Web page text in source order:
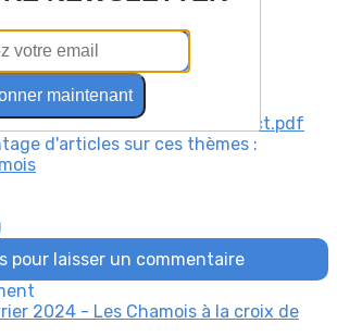
Col Bornette assoconnect.pdf
d'articles sur ces thèmes :
pour laisser un commentaire
maintenant